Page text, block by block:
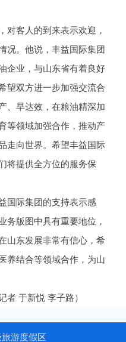
对客人的到来表示欢迎，
况。他说，丰益国际集团
企业，与山东省有着良好
望双方进一步加强交流合
、早达效，在粮油精深加
等领域加强合作，推动产
走向世界。希望丰益国际
将提供全方位的服务保
国际集团的支持表示感
务版图中具有重要地位，
山东发展非常有信心，希
养结合等领域合作，为山
者 于新悦 李子路）
游度假区